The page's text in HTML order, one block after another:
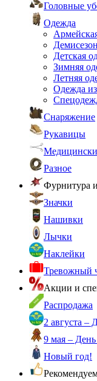
Головные
Одежда
Детская
Зимняя
Летняя
Одежда
Снаряжение
Рукавицы
Разное
Фурнитура
Значки
Нашивки
Лычки
Наклейки
Тревожный
Акции и
Распродажа
2 августа –
9 мая –
Новый год!